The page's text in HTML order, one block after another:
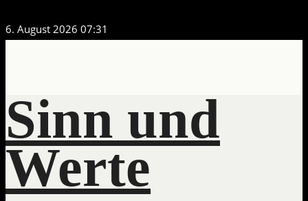
Zum
6. August 2026 07:31
Sinn und
Werte